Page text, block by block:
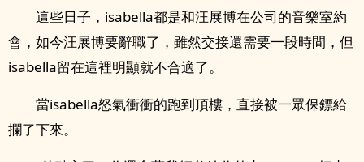
這些日子，isabella都是和汪展博在公司的音樂室約
會，如今汪展博要辭職了，雖然交接還需要一段時間，但
isabella留在這裡明顯就不合適了。
當isabella怒氣衝衝的跑到頂樓，直接被一眾保鏢給
攔了下來。